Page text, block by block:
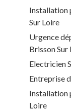
Installation
Sur Loire
Urgence
Brisson Sur
Electricien
Entreprise
Installation
Loire